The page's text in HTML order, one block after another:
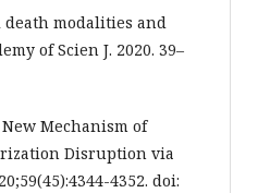
death modalities and
of Scien J. 2020. 39–
New Mechanism of
Disruption via
4352. doi: